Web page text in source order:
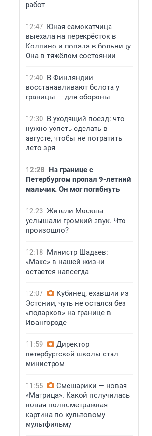
работ
12:47 Юная самокатчица
выехала на перекрёсток в
Колпино и попала в больницу.
Она в тяжёлом состоянии
12:40 В Финляндии
восстанавливают болота у
границы — для обороны
12:30 В уходящий поезд: что
нужно успеть сделать в
августе, чтобы не потратить
лето зря
12:28 На границе с
Петербургом пропал 9-летний
мальчик. Он мог погибнуть
12:23 Жители Москвы
услышали громкий звук. Что
произошло?
12:18 Министр Шадаев:
«Макс» в нашей жизни
остается навсегда
12:07
Кубинец, ехавший из
Эстонии, чуть не остался без
«подарков» на границе в
Ивангороде
11:59
Директор
петербургской школы стал
министром
11:55
Смешарики — новая
«Матрица». Какой получилась
новая полнометражная
картина по культовому
мультфильму